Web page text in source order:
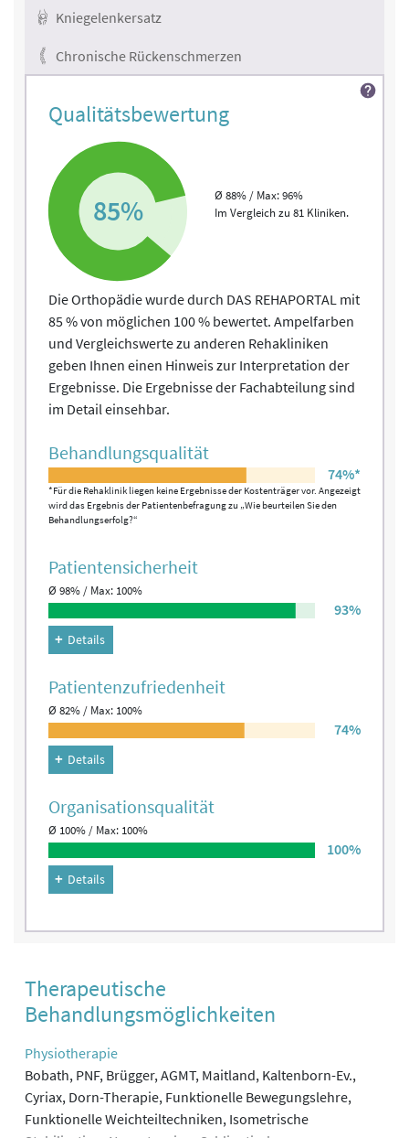
Kniegelenkersatz
Chronische Rückenschmerzen
Qualitätsbewertung
85%
Ø 88% / Max: 96%
Im Vergleich zu 81 Kliniken.
Die Orthopädie wurde durch DAS REHAPORTAL mit
85 % von möglichen 100 % bewertet. Ampelfarben
und Vergleichswerte zu anderen Rehakliniken
geben Ihnen einen Hinweis zur Interpretation der
Ergebnisse. Die Ergebnisse der Fachabteilung sind
im Detail einsehbar.
Behandlungs­qualität
74%*
*Für die Rehaklinik liegen keine Ergebnisse der Kostenträger vor. Angezeigt
wird das Ergebnis der Patientenbefragung zu „Wie beurteilen Sie den
Behandlungserfolg?“
Patienten­sicherheit
Ø 98% / Max: 100%
93%
Details
Patienten­zufriedenheit
Ø 82% / Max: 100%
74%
Details
Organisations­qualität
Ø 100% / Max: 100%
100%
Details
Therapeutische
Behandlungsmöglichkeiten
Physiotherapie
Bobath, PNF, Brügger, AGMT, Maitland, Kaltenborn-Ev.,
Cyriax, Dorn-Therapie, Funktionelle Bewegungslehre,
Funktionelle Weichteiltechniken, Isometrische